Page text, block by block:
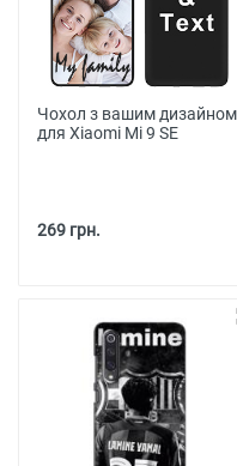
Чохол з вашим дизайном
для Xiaomi Mi 9 SE
269 грн.